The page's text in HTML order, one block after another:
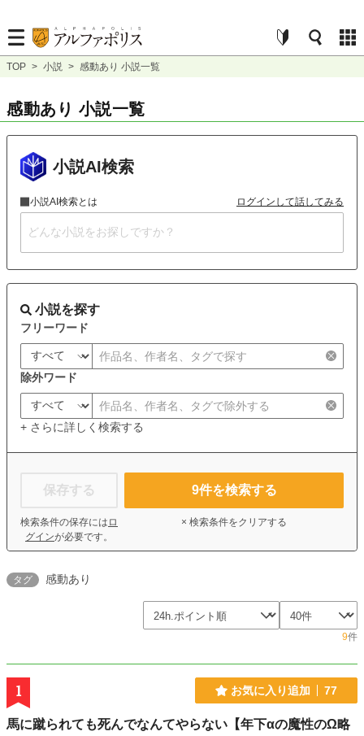
TOP > 小説 > 感動あり 小説一覧
感動あり 小説一覧
小説AI検索
小説AI検索とは ログインして話してみる
小説を探す
フリーワード
除外ワード
+ さらに詳しく検索する
保存する
検索条件の保存には ロ
グインが必要です。
9件を検索する
× 検索条件をクリアする
タグ 感動あり
9件
1 お気に入り追加 77
馬に蹴られても死んでなんてやらない【年下αの魔性のΩ略